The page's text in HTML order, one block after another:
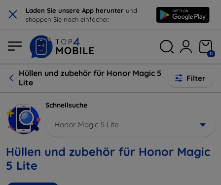
× Laden Sie unsere App herunter und
shoppen Sie noch einfacher.
0
Hüllen und zubehör für Honor Magic 5
Lite
Filter
Schnellsuche
Honor Magic 5 Lite
Hüllen und zubehör für Honor Magic
5 Lite